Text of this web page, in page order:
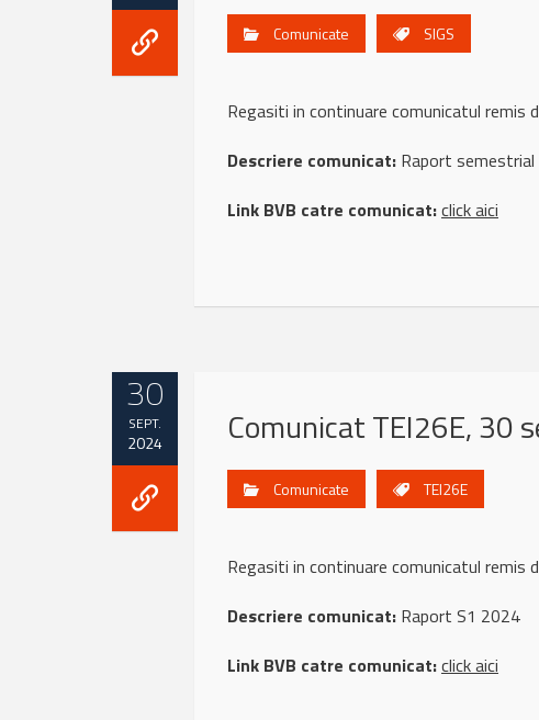
Comunicate SIGS
Regasiti in continuare comunicatul remis
Descriere comunicat: Raport
Link BVB catre comunicat:click aici
30
SEPT.
2024 Comunicat TEI26E, 30
Comunicate TEI26E
Regasiti in continuare comunicatul remis
Descriere comunicat: Raport S1 2024
Link BVB catre comunicat:click aici